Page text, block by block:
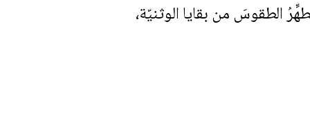
الطقوسَ من بقايا الوثنيّة،